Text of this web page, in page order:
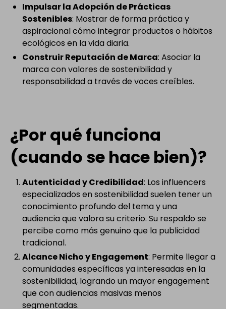
Impulsar la Adopción de Prácticas
Sostenibles: Mostrar de forma práctica y
aspiracional cómo integrar productos o hábitos
ecológicos en la vida diaria.
Construir Reputación de Marca: Asociar la
marca con valores de sostenibilidad y
responsabilidad a través de voces creíbles.
¿Por qué funciona
(cuando se hace bien)?
Autenticidad y Credibilidad: Los influencers
especializados en sostenibilidad suelen tener un
conocimiento profundo del tema y una
audiencia que valora su criterio. Su respaldo se
percibe como más genuino que la publicidad
tradicional.
Alcance Nicho y Engagement: Permite llegar a
comunidades específicas ya interesadas en la
sostenibilidad, logrando un mayor engagement
que con audiencias masivas menos
segmentadas.